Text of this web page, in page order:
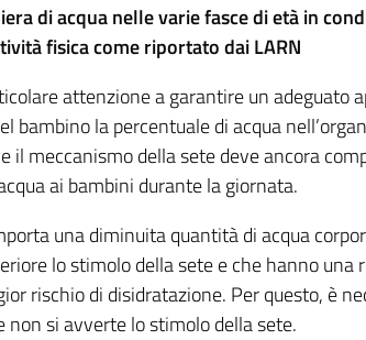
di acqua nelle varie fasce di età in
fisica come riportato dai LARN
attenzione a garantire un adeguato
bambino la percentuale di acqua
il meccanismo della sete deve ancora
ai bambini durante la giornata.
una diminuita quantità di acqua
lo stimolo della sete e che hanno una
rischio di disidratazione. Per questo, è
si avverte lo stimolo della sete.